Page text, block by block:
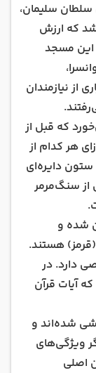
سلیمان،
شد که ارزش
این مسجد
از نیازمندان
که قبل از
هر کدام از
ستون دایره‌ای
از سنگ‌مرمر
شده و
هستند.
دارد. در
آیات قرآن
شده‌اند و
ویژگی‌های
اصلی